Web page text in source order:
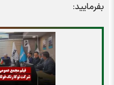
بفرمایید: